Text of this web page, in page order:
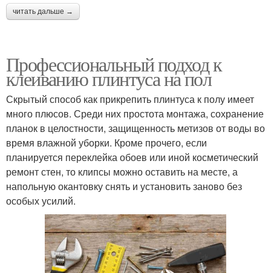
читать дальше →
Профессиональный подход к
клеиванию плинтуса на пол
Скрытый способ как прикрепить плинтуса к полу имеет
много плюсов. Среди них простота монтажа, сохранение
планок в целостности, защищенность метизов от воды во
время влажной уборки. Кроме прочего, если
планируется переклейка обоев или иной косметический
ремонт стен, то клипсы можно оставить на месте, а
напольную окантовку снять и установить заново без
особых усилий.